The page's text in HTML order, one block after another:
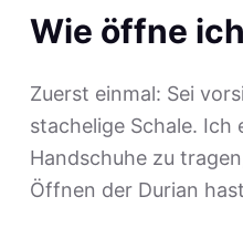
Wie öffne
Zuerst einmal: Sei
stachelige Schale. Ich
Handschuhe zu
Öffnen der Durian